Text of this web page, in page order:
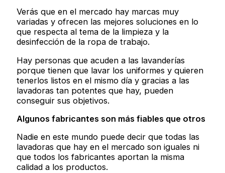
Verás que en el mercado hay marcas muy
variadas y ofrecen las mejores soluciones en lo
que respecta al tema de la limpieza y la
desinfección de la ropa de trabajo.
Hay personas que acuden a las lavanderías
porque tienen que lavar los uniformes y quieren
tenerlos listos en el mismo día y gracias a las
lavadoras tan potentes que hay, pueden
conseguir sus objetivos.
Algunos fabricantes son más fiables que otros
Nadie en este mundo puede decir que todas las
lavadoras que hay en el mercado son iguales ni
que todos los fabricantes aportan la misma
calidad a los productos.